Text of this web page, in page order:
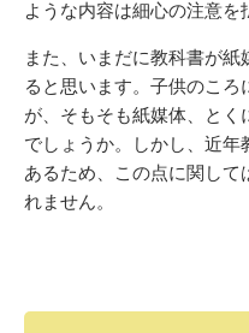
ような内容は細心の注意を
また、いまだに教科書が
ると思います。子供のこ
が、そもそも紙媒体、とく
でしょうか。しかし、近
あるため、この点に関して
れません。